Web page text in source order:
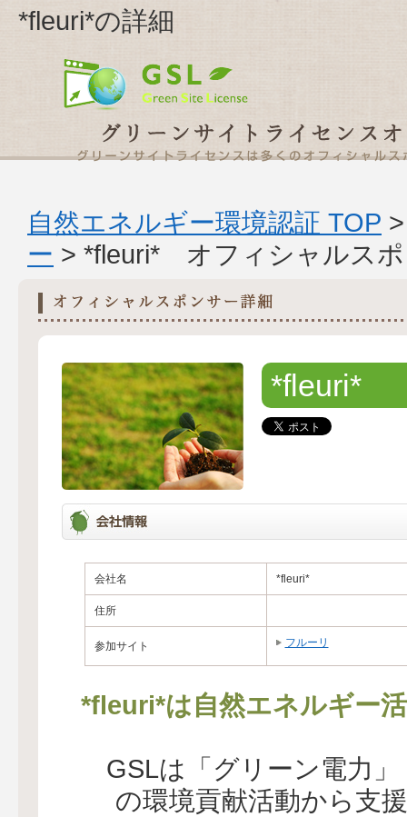
*fleuri*の詳細
自然エネルギー環境認証 TOP
ー > *fleuri* オフィシャルス
*fleuri*
会社名 *fleuri*
住所
参加サイト フルーリ
*fleuri*は自然エネルギー
GSLは「グリーン電力
の環境貢献活動から支